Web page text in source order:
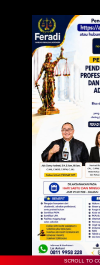
SCROLL TO